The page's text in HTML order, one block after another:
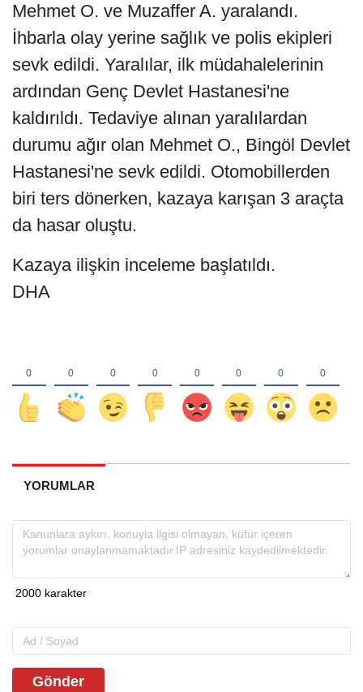
Mehmet O. ve Muzaffer A. yaralandı.
İhbarla olay yerine sağlık ve polis ekipleri
sevk edildi. Yaralılar, ilk müdahalelerinin
ardından Genç Devlet Hastanesi'ne
kaldırıldı. Tedaviye alınan yaralılardan
durumu ağır olan Mehmet O., Bingöl Devlet
Hastanesi'ne sevk edildi. Otomobillerden
biri ters dönerken, kazaya karışan 3 araçta
da hasar oluştu.
Kazaya ilişkin inceleme başlatıldı.
DHA
YORUMLAR
Gönder